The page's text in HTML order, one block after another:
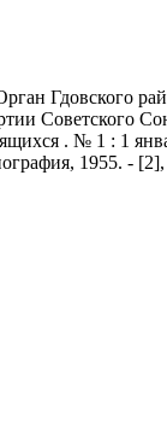
Гдовского
Советского
. № 1 : 1
1955. -